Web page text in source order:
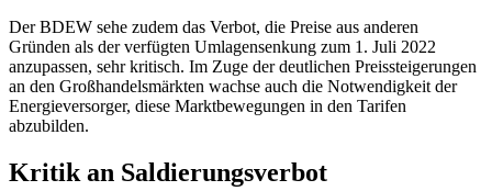
Der BDEW sehe zudem das Verbot, die Preise aus anderen
Gründen als der verfügten Umlagensenkung zum 1. Juli 2022
anzupassen, sehr kritisch. Im Zuge der deutlichen Preissteigerungen
an den Großhandelsmärkten wachse auch die Notwendigkeit der
Energieversorger, diese Marktbewegungen in den Tarifen
abzubilden.
Kritik an Saldierungsverbot